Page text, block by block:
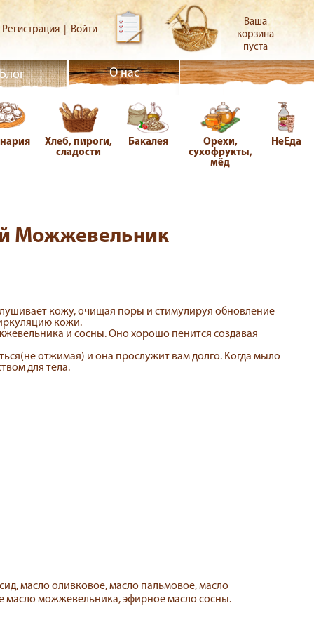
Регистрация Войти
Ваша
корзина
пуста
Блог О нас
Хлеб, пироги,
сладости
Бакалея
Орехи,
сухофрукты,
мёд
НеЕда
Можжевельник
кожу, очищая поры и стимулируя обновление
кожи.
и сосны. Оно хорошо пенится создавая
отжимая) и она прослужит вам долго. Когда мыло
для тела.
масло оливковое, масло пальмовое, масло
масло можжевельника, эфирное масло сосны.